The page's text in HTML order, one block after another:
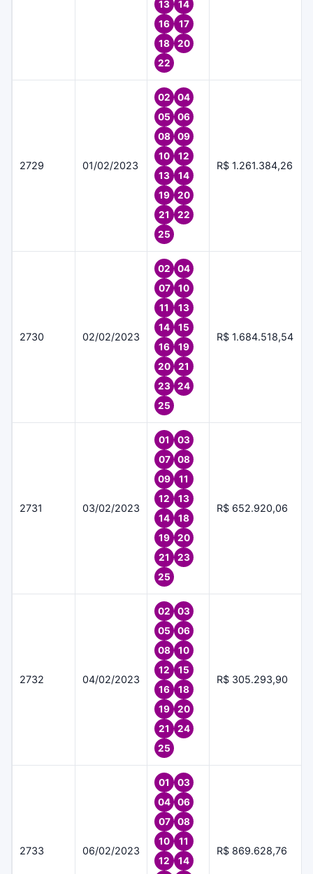
13
14
16
17
18
20
22
2729 01/02/2023
02
04
05
06
08
09
10
12
13
14
19
20
21
22
25
R$ 1.261.384,26
2730 02/02/2023
02
04
07
10
11
13
14
15
16
19
20
21
23
24
25
R$ 1.684.518,54
2731 03/02/2023
01
03
07
08
09
11
12
13
14
18
19
20
21
23
25
R$ 652.920,06
2732 04/02/2023
02
03
05
06
08
10
12
15
16
18
19
20
21
24
25
R$ 305.293,90
2733 06/02/2023
01
03
04
06
07
08
10
11
12
14
R$ 869.628,76